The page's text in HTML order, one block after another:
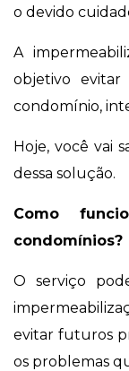
o devido
A
objetivo evitar
condomínio,
Hoje, você vai
dessa solução.
Como
condomínios?
O serviço
evitar futuros
os problemas